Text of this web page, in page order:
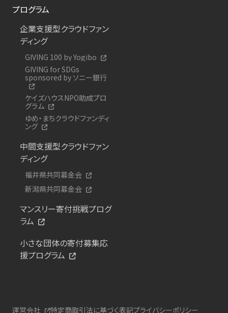
プログラム
企業支援型クラウドファン
ディング
GIVING 100 by Yogibo
GIVING for SDGs
sponsored by ソニー銀行
ケイズハウスNPO助成プロ
グラム
ゆめ・まちクラウドファンディ
ング
中間支援型クラウドファン
ディング
福井県共同募金会
新潟県共同募金会
マンスリー寄付挑戦プログ
ラム
小さな団体の寄付募集応
援プログラム
運営会社 特定商取引法に基づく表記プライバシーポリシー